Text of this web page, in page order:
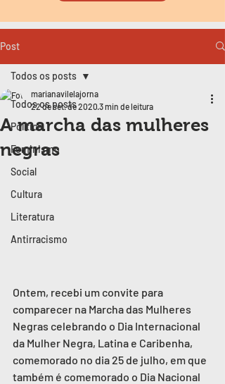
Post
Todos os posts
Política
Feminismo
Social
Cultura
Literatura
Antirracismo
Todos os posts
A marcha das mulheres
negras
marianavilelajorna
22 de set. de 2020 3 min de leitura
Ontem, recebi um convite para
comparecer na Marcha das Mulheres
Negras celebrando o Dia Internacional
da Mulher Negra, Latina e Caribenha,
comemorado no dia 25 de julho, em que
também é comemorado o Dia Nacional